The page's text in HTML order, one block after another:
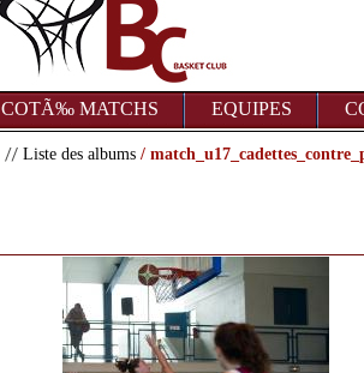
COTÃ‰ MATCHS EQUIPES
Liste des albums /